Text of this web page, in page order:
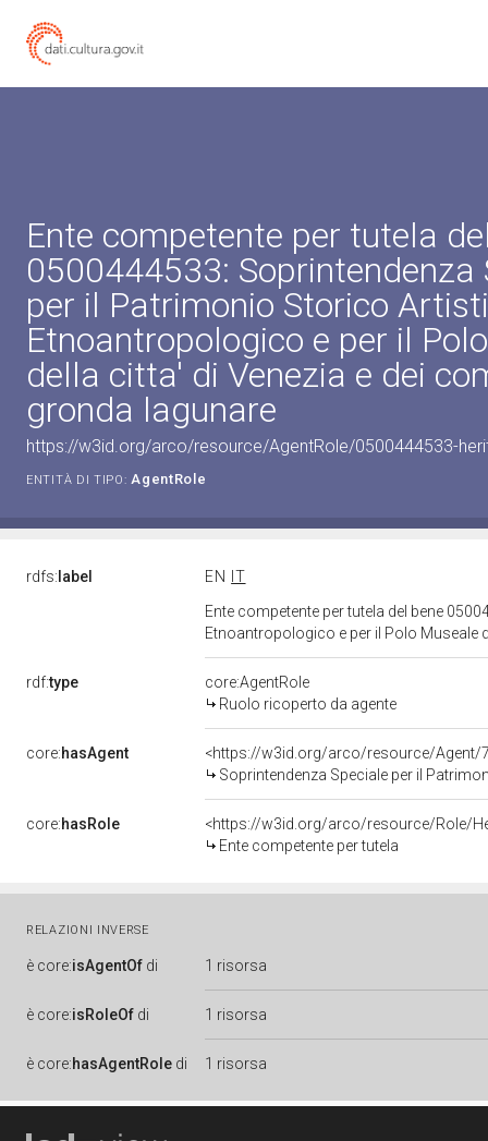
Ente competente per tutela
0500444533: Soprintendenza
per il Patrimonio Storico
Etnoantropologico e per il
della citta' di Venezia e dei
gronda lagunare
https://w3id.org/arco/resource/AgentRole/0500444533-
ENTITÀ DI TIPO: AgentRole
rdfs: label EN
IT
Ente competente per tutela del bene
Etnoantropologico e per il Polo Museale
rdf:type
core:AgentRole
Ruolo ricoperto da agente
core:hasAgent
<https://w3id.org/arco/resource/Agent/
Soprintendenza Speciale per il Patrimonio Storico
core:hasRole
<https://w3id.org/arco/resource/Role/
Ente competente per tutela
RELAZIONI INVERSE
è core:isAgentOf di 1 risorsa
è core:isRoleOf di 1 risorsa
è core:hasAgentRole di 1 risorsa